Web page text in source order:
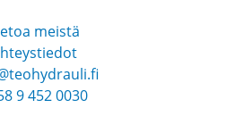
meistä
9 452 0030